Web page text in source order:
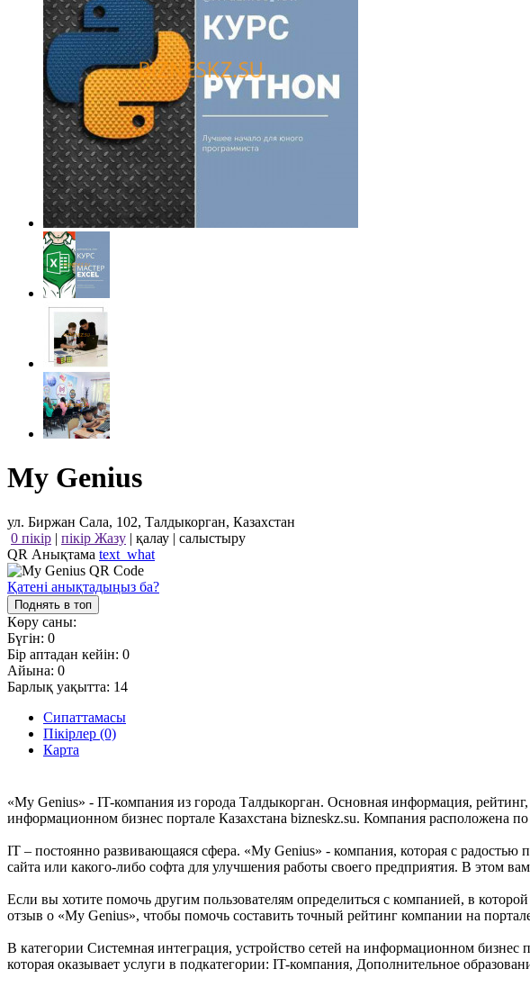
My Genius
ул. Биржан Сала, 102, Талдыкорган, Казахстан
0 пікір | пікір Жазу | қалау | салыстыру
QR Анықтама text_what
Қатені анықтадыңыз ба?
Поднять в топ
Көру саны:
Бүгін: 0
Бір аптадан кейін: 0
Айына: 0
Барлық уақытта: 14
Сипаттамасы
Пікірлер (0)
Карта
«My Genius» - IT-компания из города Талдыкорган. Основная информация,
информационном бизнес портале Казахстана bizneskz.su. Компания расположена
IT – постоянно развивающаяся сфера. «My Genius» - компания, которая с радостью
сайта или какого-либо софта для улучшения работы своего предприятия. В этом
Если вы хотите помочь другим пользователям определиться с компанией, в
отзыв о «My Genius», чтобы помочь составить точный рейтинг компании на
В категории Системная интеграция, устройство сетей на информационном
которая оказывает услуги в подкатегории: IT-компания, Дополнительное